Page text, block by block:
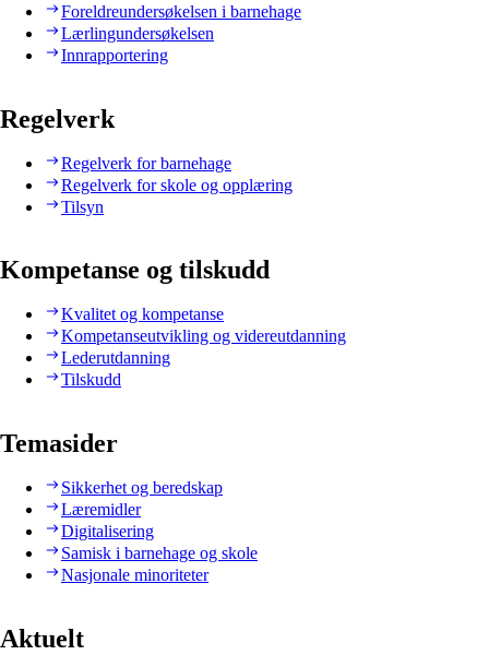
Foreldreundersøkelsen i barnehage
Lærlingundersøkelsen
Innrapportering
Regelverk
Regelverk for barnehage
Regelverk for skole og opplæring
Tilsyn
Kompetanse og tilskudd
Kvalitet og kompetanse
Kompetanseutvikling og videreutdanning
Lederutdanning
Tilskudd
Temasider
Sikkerhet og beredskap
Læremidler
Digitalisering
Samisk i barnehage og skole
Nasjonale minoriteter
Aktuelt